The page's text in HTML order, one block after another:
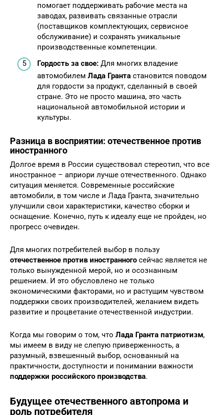
помогает поддерживать рабочие места на
заводах, развивать связанные отрасли
(поставщиков комплектующих, сервисное
обслуживание) и сохранять уникальные
производственные компетенции.
Гордость за свое: Для многих владение
автомобилем Лада Гранта становится поводом
для гордости за продукт, сделанный в своей
стране. Это не просто машина, это часть
национальной автомобильной истории и
культуры.
Разница в восприятии: отечественное против
иностранного
Долгое время в России существовал стереотип, что все
иностранное – априори лучше отечественного. Однако
ситуация меняется. Современные российские
автомобили, в том числе и Лада Гранта, значительно
улучшили свои характеристики, качество сборки и
оснащение. Конечно, путь к идеалу еще не пройден, но
прогресс очевиден.
Для многих потребителей выбор в пользу
отечественное против иностранного сейчас является не
только вынужденной мерой, но и осознанным
решением. И это обусловлено не только
экономическими факторами, но и растущим чувством
поддержки своих производителей, желанием видеть
развитие и процветание отечественной индустрии.
Когда мы говорим о том, что Лада Гранта патриотизм,
мы имеем в виду не слепую приверженность, а
разумный, взвешенный выбор, основанный на
практичности, доступности и понимании важности
поддержки российского производства.
Будущее отечественного автопрома и
роль потребителя